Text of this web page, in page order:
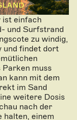
ist einfach
und Surfstrand
zu windig,
und findet dort
Parken muss
kann mit dem
im Sand
weitere Dosis
nach der
halten, einem